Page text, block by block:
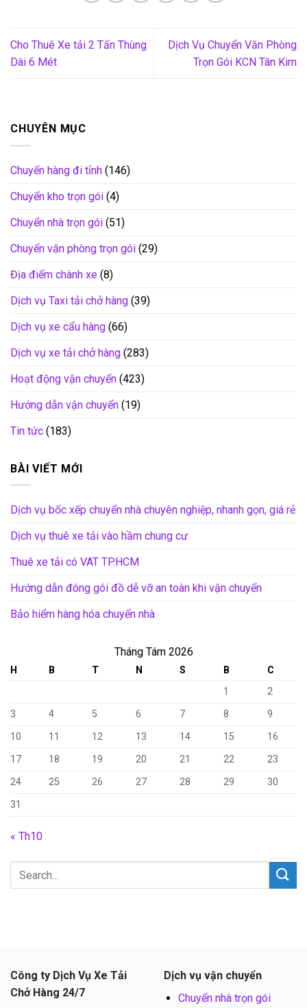
Cho Thuê Xe tải 2 Tấn Thùng
Dài 6 Mét
Dịch Vụ Chuyển Văn Phòng
Trọn Gói KCN Tân Kim
CHUYÊN MỤC
Chuyển hàng đi tỉnh (146)
Chuyển kho trọn gói (4)
Chuyển nhà trọn gói (51)
Chuyển văn phòng trọn gói (29)
Địa điểm chành xe (8)
Dịch vụ Taxi tải chở hàng (39)
Dịch vụ xe cẩu hàng (66)
Dịch vụ xe tải chở hàng (283)
Hoạt động vận chuyển (423)
Hướng dẫn vận chuyển (19)
Tin tức (183)
BÀI VIẾT MỚI
Dịch vụ bốc xếp chuyển nhà chuyên nghiệp, nhanh gọn, giá rẻ
Dịch vụ thuê xe tải vào hầm chung cư
Thuê xe tải có VAT TP.HCM
Hướng dẫn đóng gói đồ dễ vỡ an toàn khi vận chuyển
Bảo hiểm hàng hóa chuyển nhà
Tháng Tám 2026
H B T N S B
C
1
2
3
4 5 6 7 8
9
10
11 12 13 14 15
16
17
18 19 20 21 22
23
24
25 26 27 28 29
30
31
« Th10
Công ty Dịch Vụ Xe Tải
Chở Hàng 24/7
Dịch vụ vận chuyển
Chuyển nhà trọn gói